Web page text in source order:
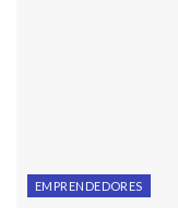
EMPRENDEDORES